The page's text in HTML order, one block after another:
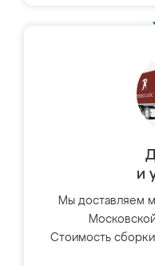
и
Мы доставляем
Стоимость